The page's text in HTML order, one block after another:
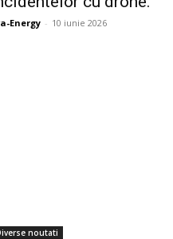
Energy - 10 iunie 2026
noutati